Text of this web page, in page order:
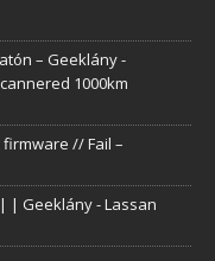
– Geeklány-
1000km
// Fail –
| | Geeklány-Lassan